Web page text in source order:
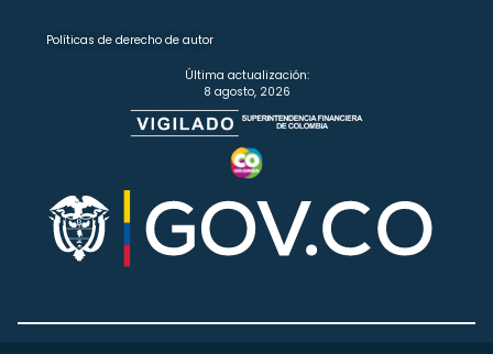
Políticas de derecho de autor
Última actualización:
8 agosto, 2026